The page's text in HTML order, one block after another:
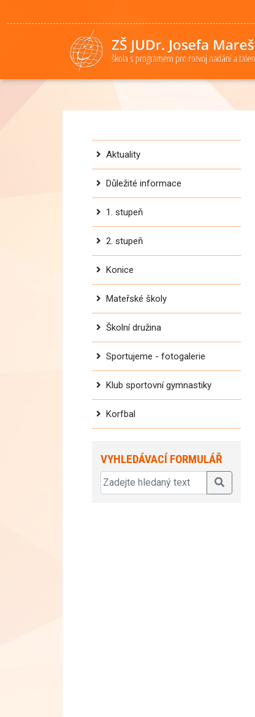
Aktuality
Důležité informace
1. stupeň
2. stupeň
Konice
Mateřské školy
Školní družina
Sportujeme - fotogalerie
Klub sportovní gymnastiky
Korfbal
VYHLEDÁVACÍ FORMULÁŘ